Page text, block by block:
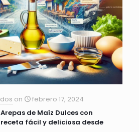
on
febrero 17, 2024
de Maíz Dulces con
receta fácil y deliciosa desde